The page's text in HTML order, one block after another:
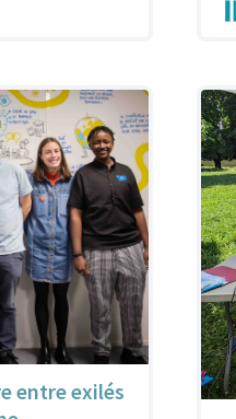
entre exilés